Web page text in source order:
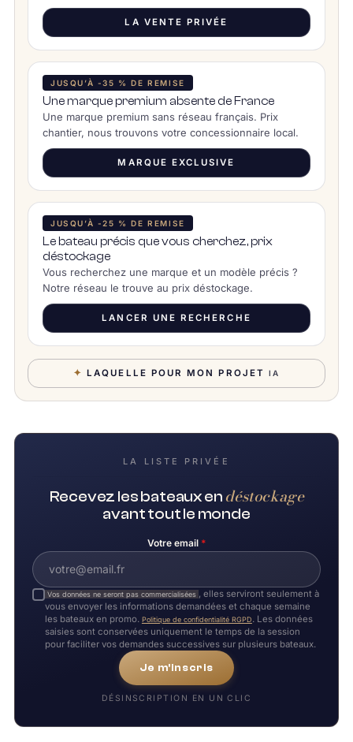
LA VENTE PRIVÉE
JUSQU’À -35 % DE REMISE
Une marque premium absente de France
Une marque premium sans réseau français. Prix
chantier, nous trouvons votre concessionnaire local.
MARQUE EXCLUSIVE
JUSQU’À -25 % DE REMISE
Le bateau précis que vous cherchez, prix
déstockage
Vous recherchez une marque et un modèle précis ?
Notre réseau le trouve au prix déstockage.
LANCER UNE RECHERCHE
✦ LAQUELLE POUR MON PROJET IA
LA LISTE PRIVÉE
Recevez les bateaux en déstockage
avant tout le monde
Votre email *
Vos données ne seront pas commercialisées , elles serviront seulement à
vous envoyer les informations demandées et chaque semaine
les bateaux en promo. Politique de confidentialité RGPD. Les données
saisies sont conservées uniquement le temps de la session
pour faciliter vos demandes successives sur plusieurs bateaux.
Je m'inscris
DÉSINSCRIPTION EN UN CLIC